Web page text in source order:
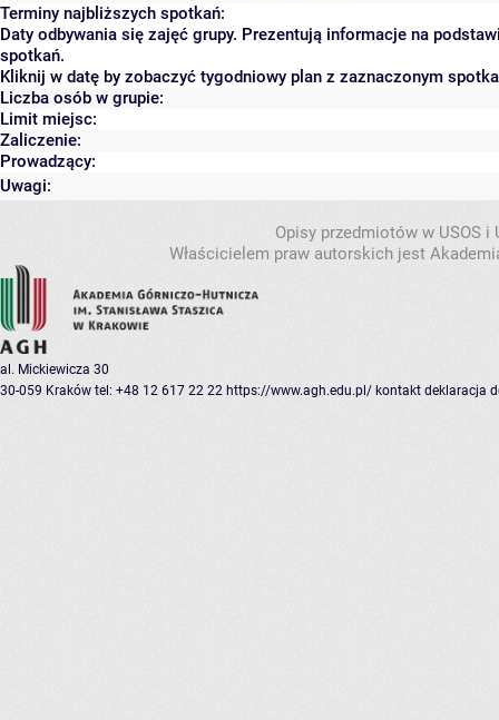
Terminy najbliższych spotkań:
Daty odbywania się zajęć grupy. Prezentują informacje na
spotkań.
Kliknij w datę by zobaczyć tygodniowy plan z zaznaczonym
Liczba osób w grupie:
Limit miejsc:
Zaliczenie:
Prowadzący:
Uwagi:
Opisy przedmiotów w USOS
Właścicielem praw autorskich jest
al. Mickiewicza 30
30-059 Kraków tel: +48 12 617 22 22 https://www.agh.edu.pl/ kontakt deklaracja